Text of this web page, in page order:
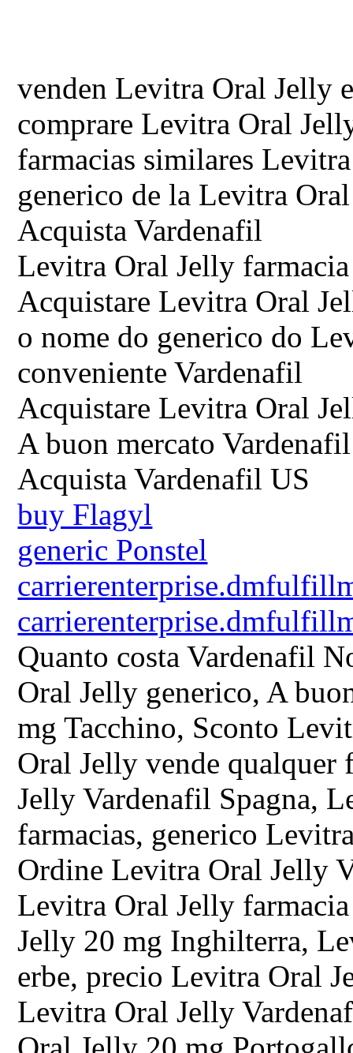
venden Levitra Oral Jelly
comprare Levitra Oral
farmacias similares
generico de la Levitra
Acquista Vardenafil
Levitra Oral Jelly
Acquistare Levitra Oral
o nome do generico do
conveniente Vardenafil
Acquistare Levitra Oral
A buon mercato
Acquista Vardenafil US
buy Flagyl
generic Ponstel
Quanto costa Vardenafil
Oral Jelly generico, A
mg Tacchino, Sconto
Oral Jelly vende
Jelly Vardenafil Spagna,
farmacias, generico
Ordine Levitra Oral Jelly
Levitra Oral Jelly
Jelly 20 mg Inghilterra,
erbe, precio Levitra Oral
Levitra Oral Jelly